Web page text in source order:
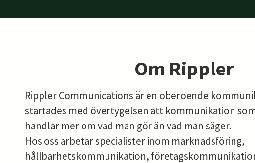
Om Rippler
Rippler Communications är en oberoende
startades med övertygelsen att kommunikation
handlar mer om vad man gör än vad man säger.
Hos oss arbetar specialister inom marknadsföring,
hållbarhetskommunikation,